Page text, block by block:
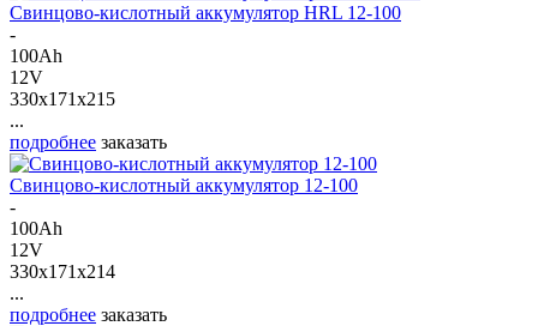
Свинцово-кислотный аккумулятор HRL 12-100
-
100Ah
12V
330x171x215
...
подробнее заказать
Свинцово-кислотный аккумулятор 12-100
-
100Ah
12V
330x171x214
...
подробнее заказать